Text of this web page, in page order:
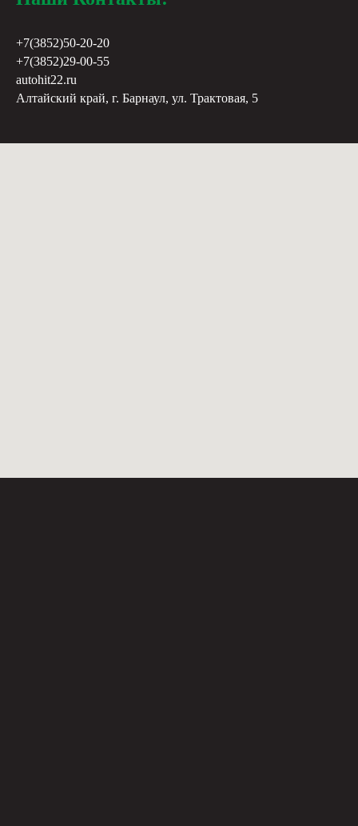
+7(3852)50-20-20
+7(3852)29-00-55
autohit22.ru
Алтайский край, г. Барнаул, ул. Трактовая, 5